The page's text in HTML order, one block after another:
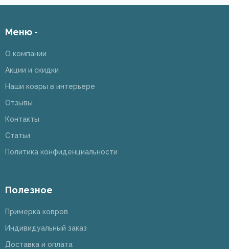
Меню -
О компании
Акции и скидки
Наши ковры в интерьере
Отзывы
Контакты
Статьи
Политика конфиденциальности
Полезное
Примерка ковров
Индивидуальный заказ
Доставка и оплата